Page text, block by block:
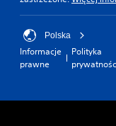
Polska
Informacje
prawne
Polityka